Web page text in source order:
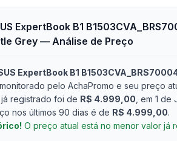
ExpertBook B1
Grey — Análise de Preço
ExpertBook B1
pelo AchaPromo e seu preço
registrado foi de R$ 4.999,00 , em 1
nos últimos 90 dias é de R$ 4.999,00.
O preço atual está no menor valor já